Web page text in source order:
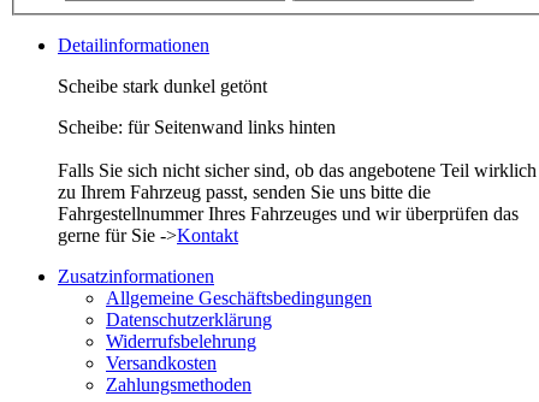
Detailinformationen
Scheibe stark dunkel getönt
Scheibe: für Seitenwand links hinten
Falls Sie sich nicht sicher sind, ob das angebotene Teil wirklich
zu Ihrem Fahrzeug passt, senden Sie uns bitte die
Fahrgestellnummer Ihres Fahrzeuges und wir überprüfen das
gerne für Sie ->Kontakt
Zusatzinformationen
Allgemeine Geschäftsbedingungen
Datenschutzerklärung
Widerrufsbelehrung
Versandkosten
Zahlungsmethoden